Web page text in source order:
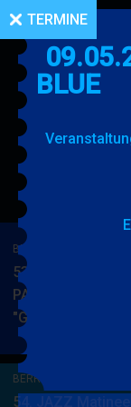
BERRY BLUE & BAND
53. JAZZ Matinee
PARKSIDE
"Gypsy Jazz"
BERRY BLUE & BAND
54. JAZZ Matinee
TERMINE
BLUE